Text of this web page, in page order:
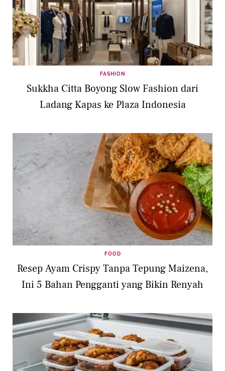
FASHION
Sukkha Citta Boyong Slow Fashion dari
Ladang Kapas ke Plaza Indonesia
FOOD
Resep Ayam Crispy Tanpa Tepung Maizena,
Ini 5 Bahan Pengganti yang Bikin Renyah